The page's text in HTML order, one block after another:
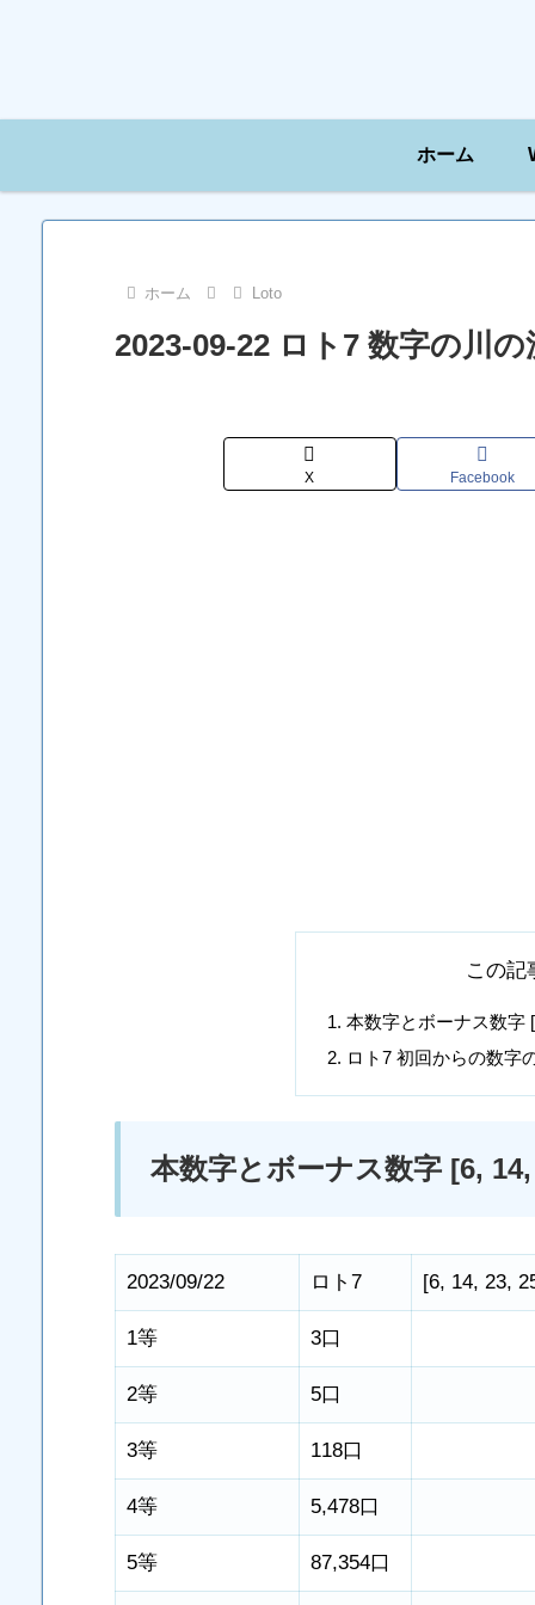
ホーム
ホーム Loto
2023-09-22 ロト7 数字の川
X Facebook
この記
本数字とボーナス数字
ロト7 初回からの数字
本数字とボーナス数字 [6,
2023/09/22 ロト7 [6, 14, 23,
1等 3口
2等 5口
3等 118口
4等 5,478口
5等 87,354口